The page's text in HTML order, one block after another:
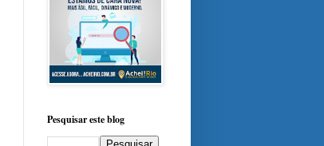
Pesquisar este blog